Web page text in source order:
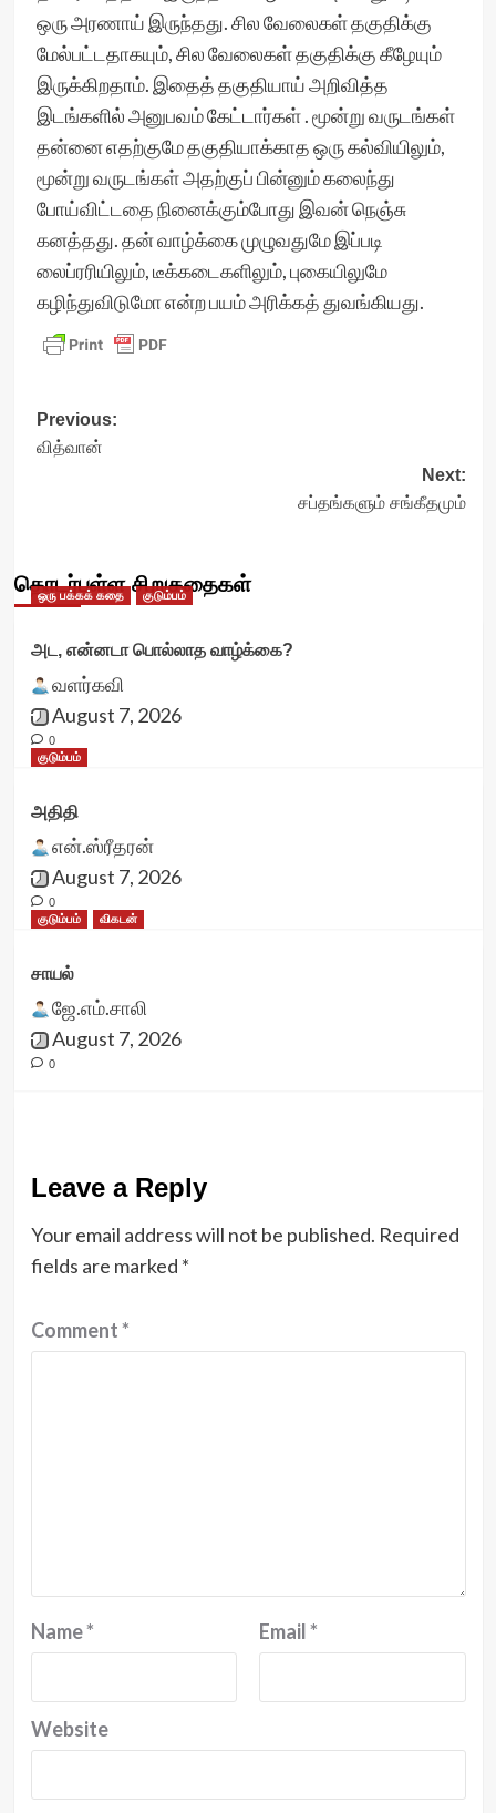
ஒரு அரணாய் இருந்தது. சில வேலைகள் தகுதிக்கு
மேல்பட்டதாகயும், சில வேலைகள் தகுதிக்கு கீழேயும்
இருக்கிறதாம். இதைத் தகுதியாய் அறிவித்த
இடங்களில் அனுபவம் கேட்டார்கள் . மூன்று வருடங்கள்
தன்னை எதற்குமே தகுதியாக்காத ஒரு கல்வியிலும்,
மூன்று வருடங்கள் அதற்குப் பின்னும் கலைந்து
போய்விட்டதை நினைக்கும்போது இவன் நெஞ்சு
கனத்தது. தன் வாழ்க்கை முழுவதுமே இப்படி
லைப்ரரியிலும், டீக்கடைகளிலும், புகையிலுமே
கழிந்துவிடுமோ என்ற பயம் அரிக்கத் துவங்கியது.
Post
navigation
Previous:
வித்வான்
Next:
சப்தங்களும் சங்கீதமும்
தொடர்புள்ள சிறுகதைகள்
ஒரு பக்கக் கதை குடும்பம்
அட, என்னடா பொல்லாத வாழ்க்கை?
வளர்கவி
August 7, 2026
0
குடும்பம்
அதிதி
என்.ஸ்ரீதரன்
August 7, 2026
0
குடும்பம்
விகடன்
சாயல்
ஜே.எம்.சாலி
August 7, 2026
0
Leave a Reply
Your email address will not be published. Required
fields are marked *
Comment*
Name* Email*
Website